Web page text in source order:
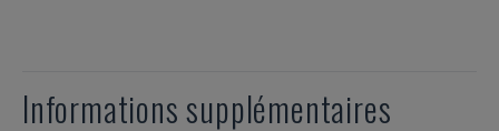
Informations supplémentaires